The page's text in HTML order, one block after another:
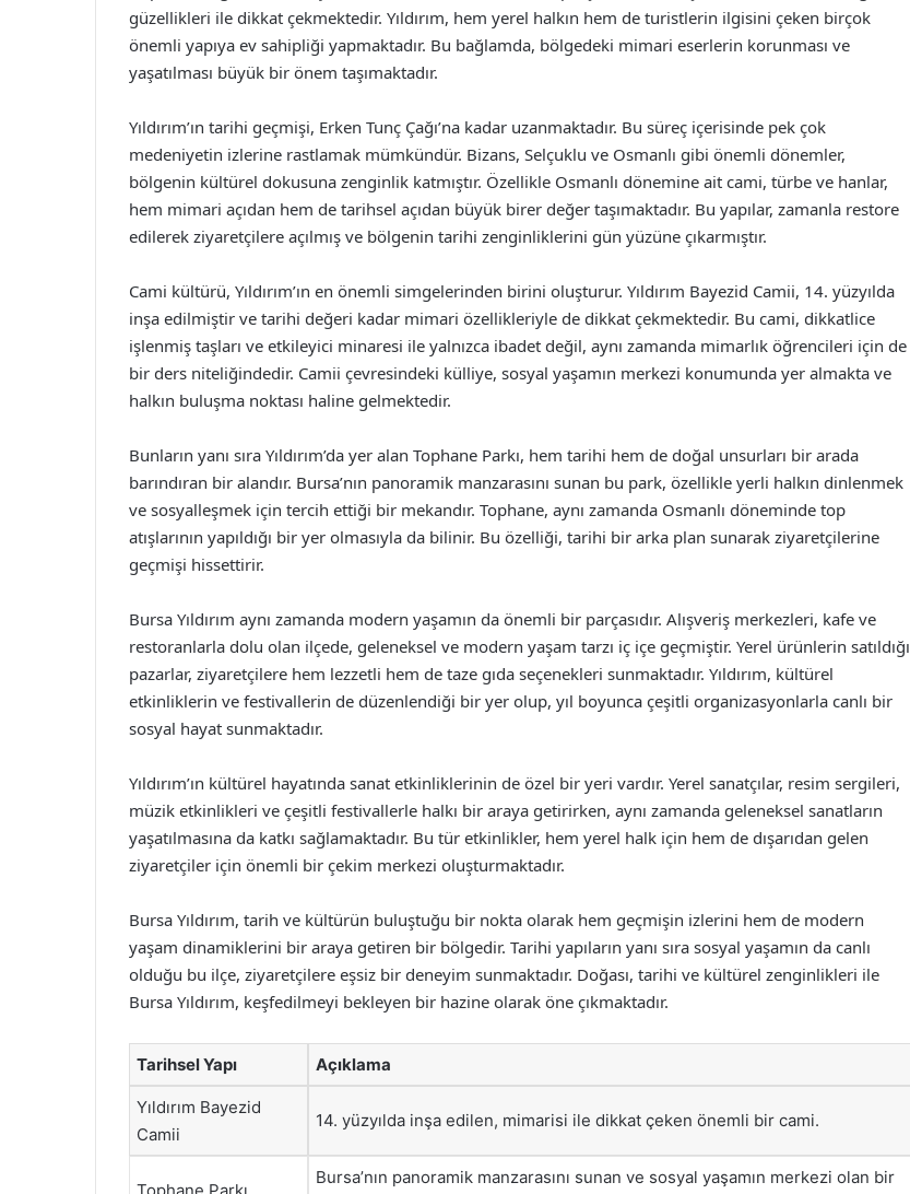
güzellikleri ile dikkat çekmektedir. Yıldırım, hem yerel halkın hem de turistlerin ilgisini çeken birçok
önemli yapıya ev sahipliği yapmaktadır. Bu bağlamda, bölgedeki mimari eserlerin korunması ve
yaşatılması büyük bir önem taşımaktadır.
Yıldırım’ın tarihi geçmişi, Erken Tunç Çağı’na kadar uzanmaktadır. Bu süreç içerisinde pek çok
medeniyetin izlerine rastlamak mümkündür. Bizans, Selçuklu ve Osmanlı gibi önemli dönemler,
bölgenin kültürel dokusuna zenginlik katmıştır. Özellikle Osmanlı dönemine ait cami, türbe ve hanlar,
hem mimari açıdan hem de tarihsel açıdan büyük birer değer taşımaktadır. Bu yapılar, zamanla restore
edilerek ziyaretçilere açılmış ve bölgenin tarihi zenginliklerini gün yüzüne çıkarmıştır.
Cami kültürü, Yıldırım’ın en önemli simgelerinden birini oluşturur. Yıldırım Bayezid Camii, 14. yüzyılda
inşa edilmiştir ve tarihi değeri kadar mimari özellikleriyle de dikkat çekmektedir. Bu cami, dikkatlice
işlenmiş taşları ve etkileyici minaresi ile yalnızca ibadet değil, aynı zamanda mimarlık öğrencileri için de
bir ders niteliğindedir. Camii çevresindeki külliye, sosyal yaşamın merkezi konumunda yer almakta ve
halkın buluşma noktası haline gelmektedir.
Bunların yanı sıra Yıldırım’da yer alan Tophane Parkı, hem tarihi hem de doğal unsurları bir arada
barındıran bir alandır. Bursa’nın panoramik manzarasını sunan bu park, özellikle yerli halkın dinlenmek
ve sosyalleşmek için tercih ettiği bir mekandır. Tophane, aynı zamanda Osmanlı döneminde top
atışlarının yapıldığı bir yer olmasıyla da bilinir. Bu özelliği, tarihi bir arka plan sunarak ziyaretçilerine
geçmişi hissettirir.
Bursa Yıldırım aynı zamanda modern yaşamın da önemli bir parçasıdır. Alışveriş merkezleri, kafe ve
restoranlarla dolu olan ilçede, geleneksel ve modern yaşam tarzı iç içe geçmiştir. Yerel ürünlerin satıldığı
pazarlar, ziyaretçilere hem lezzetli hem de taze gıda seçenekleri sunmaktadır. Yıldırım, kültürel
etkinliklerin ve festivallerin de düzenlendiği bir yer olup, yıl boyunca çeşitli organizasyonlarla canlı bir
sosyal hayat sunmaktadır.
Yıldırım’ın kültürel hayatında sanat etkinliklerinin de özel bir yeri vardır. Yerel sanatçılar, resim sergileri,
müzik etkinlikleri ve çeşitli festivallerle halkı bir araya getirirken, aynı zamanda geleneksel sanatların
yaşatılmasına da katkı sağlamaktadır. Bu tür etkinlikler, hem yerel halk için hem de dışarıdan gelen
ziyaretçiler için önemli bir çekim merkezi oluşturmaktadır.
Bursa Yıldırım, tarih ve kültürün buluştuğu bir nokta olarak hem geçmişin izlerini hem de modern
yaşam dinamiklerini bir araya getiren bir bölgedir. Tarihi yapıların yanı sıra sosyal yaşamın da canlı
olduğu bu ilçe, ziyaretçilere eşsiz bir deneyim sunmaktadır. Doğası, tarihi ve kültürel zenginlikleri ile
Bursa Yıldırım, keşfedilmeyi bekleyen bir hazine olarak öne çıkmaktadır.
Tarihsel Yapı Açıklama
Yıldırım Bayezid
Camii
14. yüzyılda inşa edilen, mimarisi ile dikkat çeken önemli bir cami.
Bursa’nın panoramik manzarasını sunan ve sosyal yaşamın merkezi olan bir